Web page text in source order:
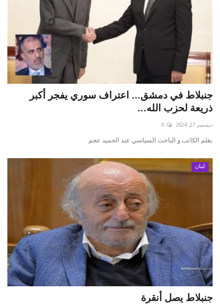
جنبلاط في دمشق... اعتراف سوري يفجر أكبر
ذريعة لحزب الله...
ديسمبر 27, 2024 0
بقلم الكاتب و الباحث السياسي عبد الحميد عجم
لبنان
جنبلاط يصل أنقرة